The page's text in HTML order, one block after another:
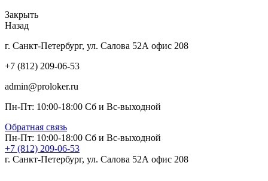
Закрыть
Назад
г. Санкт-Петербург, ул. Салова 52А офис 208
+7 (812) 209-06-53
admin@proloker.ru
Пн-Пт: 10:00-18:00 Сб и Вс-выходной
Обратная связь
Пн-Пт: 10:00-18:00 Сб и Вс-выходной
+7 (812) 209-06-53
г. Санкт-Петербург, ул. Салова 52А офис 208